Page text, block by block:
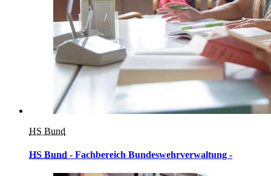
HS Bund
HS Bund - Fachbereich Bundeswehrverwaltung -